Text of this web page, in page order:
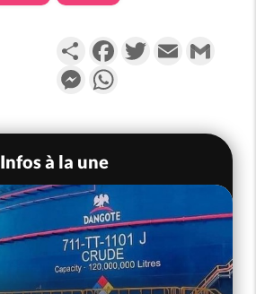
PartagerFacebookTwitterEmail
Messenger
Infos à la une